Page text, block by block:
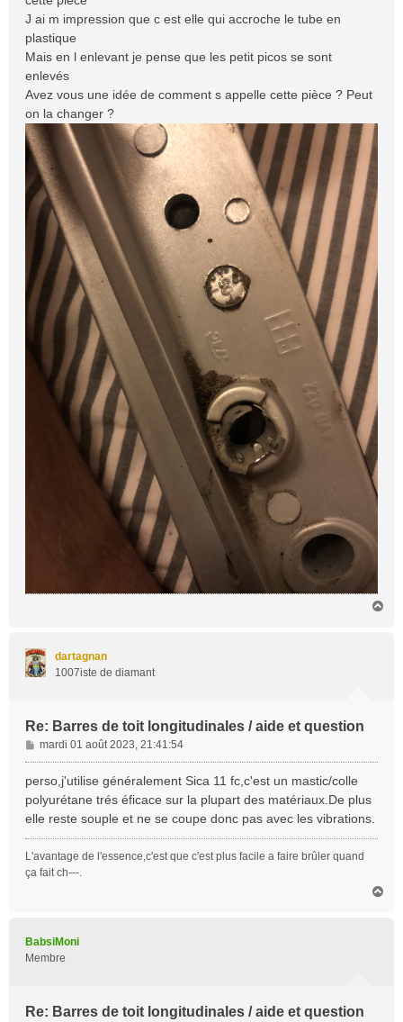
a
g
e
J ai m impression que c est elle qui accroche le tube en
plastique
Mais en l enlevant je pense que les petit picos se sont
enlevés
Avez vous une idée de comment s appelle cette pièce ? Peut
on la changer ?
dartagnan
1007iste de diamant
Re: Barres de toit longitudinales / aide et question
M
e
s
s
g
e
mardi 01 août 2023, 21:41:54
perso,j'utilise généralement Sica 11 fc,c'est un mastic/colle
polyurétane trés éficace sur la plupart des matériaux.De plus
elle reste souple et ne se coupe donc pas avec les vibrations.
L'avantage de l'essence,c'est que c'est plus facile a faire brûler quand
ça fait ch---.
BabsiMoni
Membre
Re: Barres de toit longitudinales / aide et question